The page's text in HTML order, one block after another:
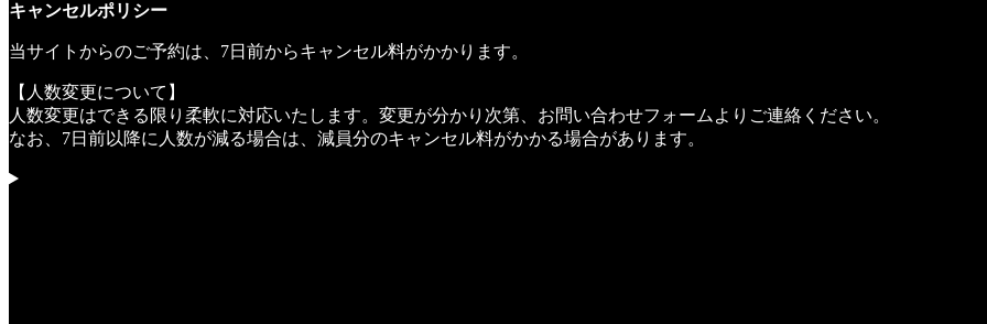
キャンセルポリシー
当サイトからのご予約は、7日前からキャンセル料がかかります。
【人数変更について】
人数変更はできる限り柔軟に対応いたします。変更が分かり次第、お問い合わせフォームよりご連絡ください。
なお、7日前以降に人数が減る場合は、減員分のキャンセル料がかかる場合があります。